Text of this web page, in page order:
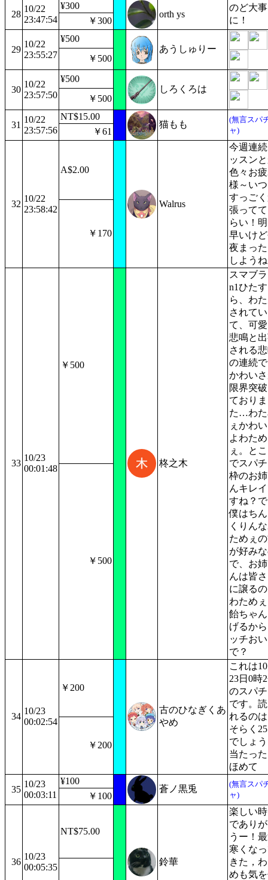
28
10/22
23:47:54
¥300
orth ys
のど大事
に！
￥300
29
10/22
23:55:27
¥500
あうしゅりー
￥500
30
10/22
23:57:50
¥500
しろくろは
￥500
31
10/22
23:57:56
NT$15.00
猫もも
(無言スパ
ャ)
￥61
32
10/22
23:58:42
A$2.00
Walrus
今週連
ッスン
色々お
様～い
すっご
張って
らい！
早いけ
夜まっ
しよう
￥170
33
10/23
00:01:48
￥500
柊之木
スマブ
n1ひたす
ら、わ
されてい
て、可
悲鳴と
される
の連続
かわい
限界突
ており
た…わ
ぇかわ
よわため
ぇ。と
でスパ
枠のお
んキレ
すね？
僕はち
くりん
ためぇ
が好み
で、お
んは皆
に譲る
わため
飴ちゃ
げるか
ッチおい
で？
￥500
34
10/23
00:02:54
￥200
古のひなぎくあ
やめ
これは
23日0時
のスパ
です。
れるの
そらく
でしょ
当たっ
ほめて
￥200
35
10/23
00:03:11
¥100
蒼ノ黒兎
(無言スパ
ャ)
￥100
36
10/23
00:05:35
NT$75.00
鈴華
楽しい
であり
うー！
寒くな
きた，
めも気